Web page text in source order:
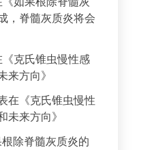
，脊髓灰质炎将会
克氏锥虫慢性感
来方向》
在《克氏锥虫慢性
未来方向》
除脊髓灰质炎的